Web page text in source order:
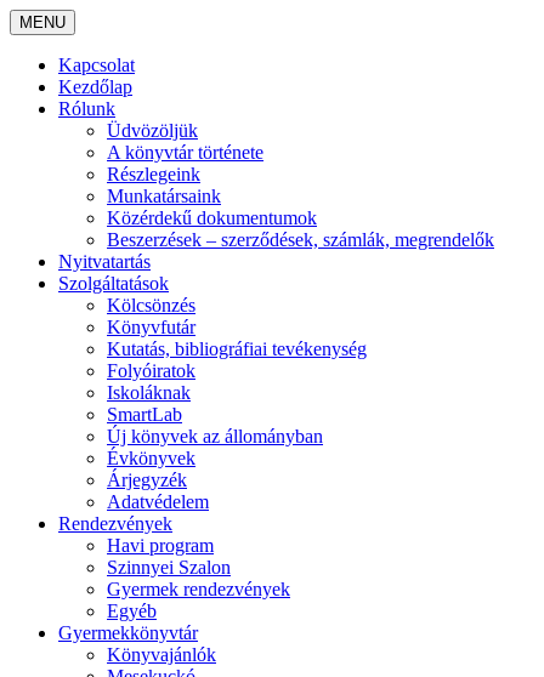
MENU
Kapcsolat
Kezdőlap
Rólunk
Üdvözöljük
A könyvtár története
Részlegeink
Munkatársaink
Közérdekű dokumentumok
Beszerzések – szerződések, számlák, megrendelők
Nyitvatartás
Szolgáltatások
Kölcsönzés
Könyvfutár
Kutatás, bibliográfiai tevékenység
Folyóiratok
Iskoláknak
SmartLab
Új könyvek az állományban
Évkönyvek
Árjegyzék
Adatvédelem
Rendezvények
Havi program
Szinnyei Szalon
Gyermek rendezvények
Egyéb
Gyermekkönyvtár
Könyvajánlók